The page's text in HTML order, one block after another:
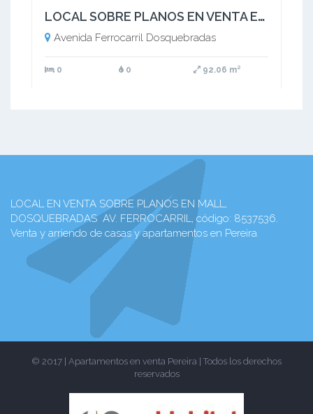
LOCAL SOBRE PLANOS EN VENTA EN MALL UBICADO EN DOSQUEBRADAS RISARALDA
Avenida Ferrocarril Dosquebradas
0 0 92.06 m²
LOCAL EN VENTA SOBRE PLANOS EN MALL,
DOSQUEBRADAS  AV. FERROCARRIL, código: 8537536.
Venta y arriendo de casas y apartamentos en Pereira
© 2017 | Apartamentos en venta Pereira | Todos los derechos
reservados